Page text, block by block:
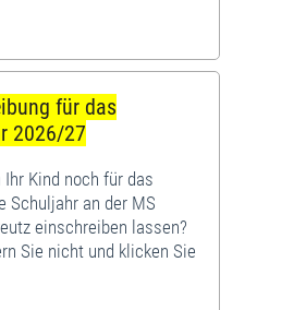
für das
2026/27
Ihr Kind noch für das
Schuljahr an der MS
einschreiben lassen?
Sie nicht und klicken Sie